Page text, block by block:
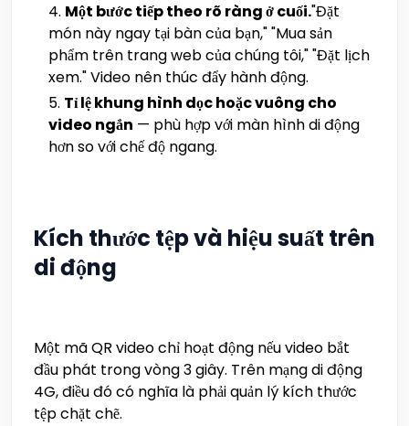
Một bước tiếp theo rõ ràng ở cuối."Đặt
món này ngay tại bàn của bạn," "Mua sản
phẩm trên trang web của chúng tôi," "Đặt lịch
xem." Video nên thúc đẩy hành động.
Tỉ lệ khung hình dọc hoặc vuông cho
video ngắn — phù hợp với màn hình di động
hơn so với chế độ ngang.
Kích thước tệp và hiệu suất trên
di động
Một mã QR video chỉ hoạt động nếu video bắt
đầu phát trong vòng 3 giây. Trên mạng di động
4G, điều đó có nghĩa là phải quản lý kích thước
tệp chặt chẽ.